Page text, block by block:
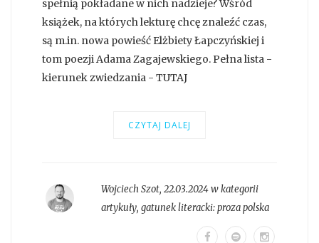
spełnią pokładane w nich nadzieje? Wśród
książek, na których lekturę chcę znaleźć czas,
są m.in. nowa powieść Elżbiety Łapczyńskiej i
tom poezji Adama Zagajewskiego. Pełna lista -
kierunek zwiedzania - TUTAJ
CZYTAJ DALEJ
Wojciech Szot, 22.03.2024 w kategorii
artykuły, gatunek literacki:proza polska